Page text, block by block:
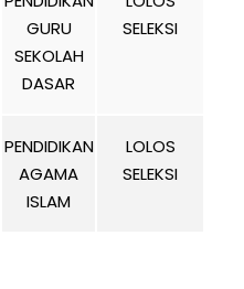
GURU
SEKOLAH
DASAR
SELEKSI
PENDIDIKAN
AGAMA
ISLAM
LOLOS
SELEKSI